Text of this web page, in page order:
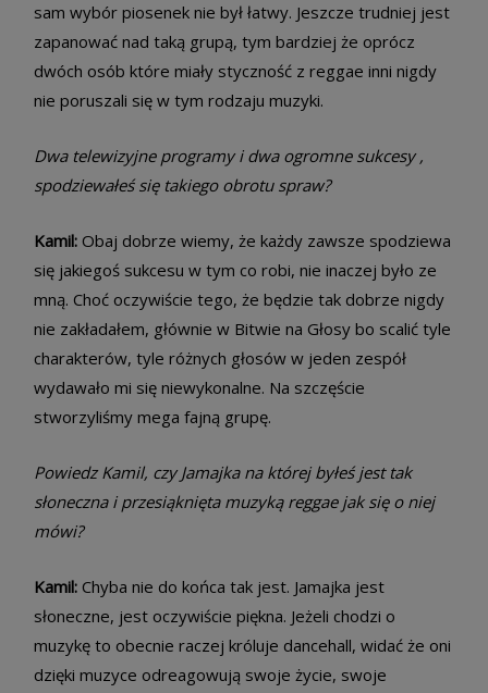
sam wybór piosenek nie był łatwy. Jeszcze trudniej jest
zapanować nad taką grupą, tym bardziej że oprócz
dwóch osób które miały styczność z reggae inni nigdy
nie poruszali się w tym rodzaju muzyki.
Dwa telewizyjne programy i dwa ogromne sukcesy ,
spodziewałeś się takiego obrotu spraw?
Kamil: Obaj dobrze wiemy, że każdy zawsze spodziewa
się jakiegoś sukcesu w tym co robi, nie inaczej było ze
mną. Choć oczywiście tego, że będzie tak dobrze nigdy
nie zakładałem, głównie w Bitwie na Głosy bo scalić tyle
charakterów, tyle różnych głosów w jeden zespół
wydawało mi się niewykonalne. Na szczęście
stworzyliśmy mega fajną grupę.
Powiedz Kamil, czy Jamajka na której byłeś jest tak
słoneczna i przesiąknięta muzyką reggae jak się o niej
mówi?
Kamil: Chyba nie do końca tak jest. Jamajka jest
słoneczne, jest oczywiście piękna. Jeżeli chodzi o
muzykę to obecnie raczej króluje dancehall, widać że oni
dzięki muzyce odreagowują swoje życie, swoje